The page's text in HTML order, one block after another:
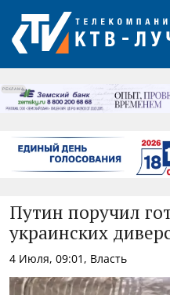
РЕКЛАМА
Путин поручил
украинских
4 Июля, 09:01, Власть